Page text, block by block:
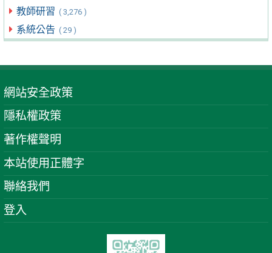
教師研習 ( 3,276 )
系統公告 ( 29 )
網站安全政策
隱私權政策
著作權聲明
本站使用正體字
聯絡我們
登入